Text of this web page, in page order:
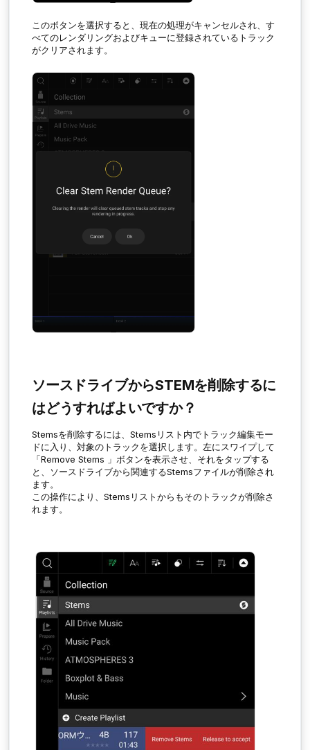
このボタンを選択すると、現在の処理がキャンセルされ、す
べてのレンダリングおよびキューに登録されているトラック
がクリアされます。
ソースドライブからSTEMを削除するに
はどうすればよいですか？
Stemsを削除するには、Stemsリスト内でトラック編集モー
ドに入り、対象のトラックを選択します。左にスワイプして
「Remove Stems 」ボタンを表示させ、それをタップする
と、ソースドライブから関連するStemsファイルが削除され
ます。
この操作により、Stemsリストからもそのトラックが削除さ
れます。